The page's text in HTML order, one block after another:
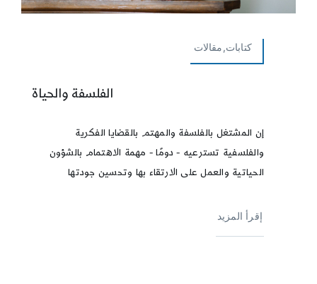
كتابات,مقالات
الفلسفة والحياة
إن المشتغل بالفلسفة والمهتم بالقضايا الفكرية
والفلسفية تسترعيه - دومًا - مهمة الاهتمام بالشؤون
الحياتية والعمل على الارتقاء بها وتحسين جودتها
إقرأ المزيد